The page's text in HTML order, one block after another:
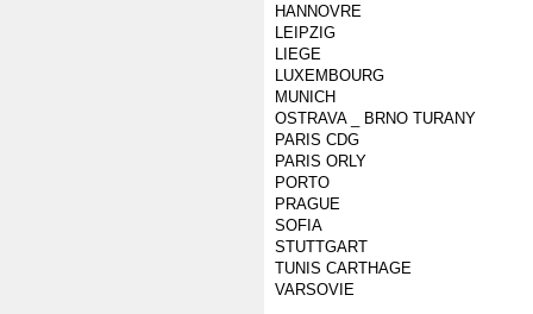
HANNOVRE
LEIPZIG
LIEGE
LUXEMBOURG
MUNICH
OSTRAVA _ BRNO TURANY
PARIS CDG
PARIS ORLY
PORTO
PRAGUE
SOFIA
STUTTGART
TUNIS CARTHAGE
VARSOVIE